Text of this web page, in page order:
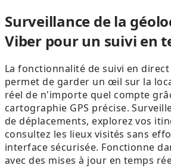
Surveillance de la
Viber pour un suivi en
La fonctionnalité de suivi en
permet de garder un œil sur la
réel de n'importe quel compte
cartographie GPS précise.
de déplacements, explorez vos
consultez les lieux visités sans
interface sécurisée. Fonctionne
avec des mises à jour en temps